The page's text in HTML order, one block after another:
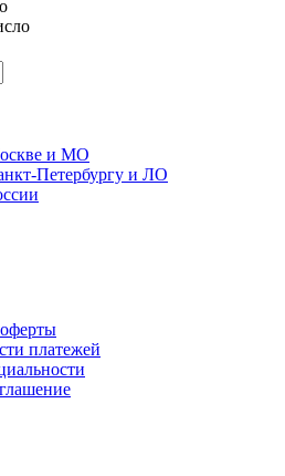
и МО
Петербургу и ЛО
платежей